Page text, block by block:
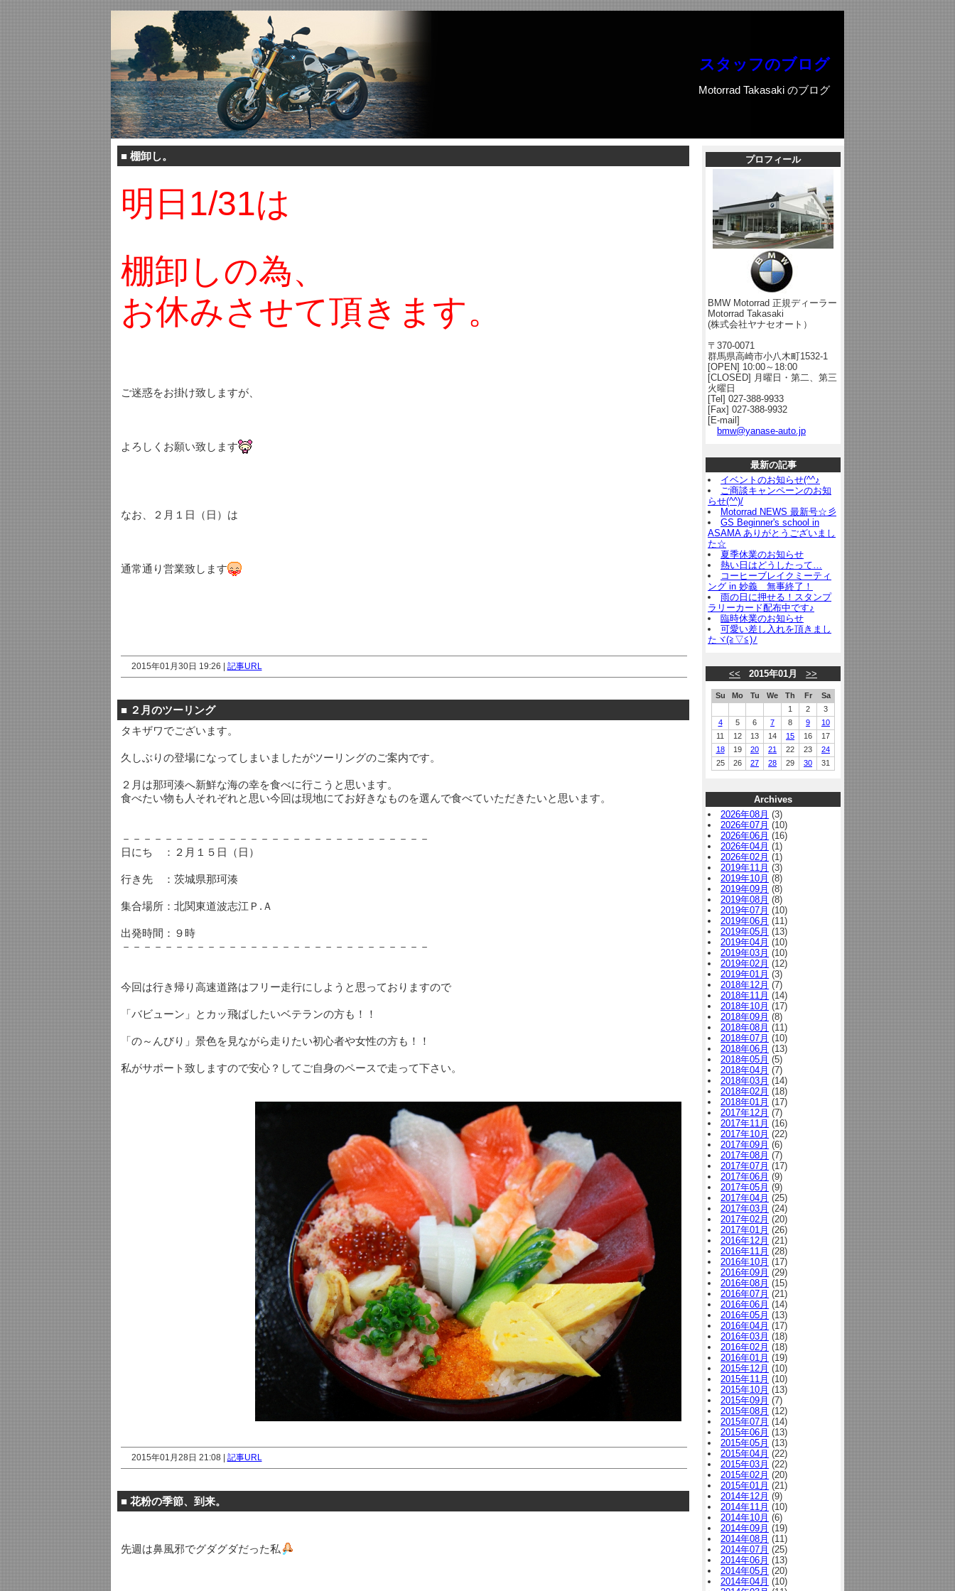
スタッフのブログ
Motorrad Takasaki のブログ
■ 棚卸し。
明日1/31は
棚卸しの為、
お休みさせて頂きます。
ご迷惑をお掛け致しますが、
よろしくお願い致します
なお、２月１日（日）は
通常通り営業致します
2015年01月30日 19:26 | 記事URL
■ ２月のツーリング
タキザワでございます。
久しぶりの登場になってしまいましたがツーリングのご案内です。
２月は那珂湊へ新鮮な海の幸を食べに行こうと思います。
食べたい物も人それぞれと思い今回は現地にてお好きなものを選んで食べていただきたいと思います。
－－－－－－－－－－－－－－－－－－－－－－－－－－－－－
日にち ：２月１５日（日）
行き先 ：茨城県那珂湊
集合場所：北関東道波志江Ｐ.Ａ
出発時間：９時
－－－－－－－－－－－－－－－－－－－－－－－－－－－－－
今回は行き帰り高速道路はフリー走行にしようと思っておりますので
「バビューン」とカッ飛ばしたいベテランの方も！！
「の～んびり」景色を見ながら走りたい初心者や女性の方も！！
私がサポート致しますので安心？してご自身のペースで走って下さい。
2015年01月28日 21:08 | 記事URL
■ 花粉の季節、到来。
先週は鼻風邪でグダグダだった私
プロフィール
BMW Motorrad 正規ディーラー
Motorrad Takasaki
(株式会社ヤナセオート）
〒370-0071
群馬県高崎市小八木町1532-1
[OPEN] 10:00～18:00
[CLOSED] 月曜日・第二、第三
火曜日
[Tel] 027-388-9933
[Fax] 027-388-9932
[E-mail]
bmw@yanase-auto.jp
最新の記事
イベントのお知らせ(^^♪
ご商談キャンペーンのお知
らせ(^^)/
Motorrad NEWS 最新号☆彡
GS Beginner's school in
ASAMA ありがとうございまし
た☆
夏季休業のお知らせ
熱い日はどうしたって…
コーヒーブレイクミーティ
ング in 妙義 無事終了！
雨の日に押せる！スタンプ
ラリーカード配布中です♪
臨時休業のお知らせ
可愛い差し入れを頂きまし
たヾ(≧▽≦)ﾉ
<< 2015年01月 >>
Su Mo Tu We Th Fr
Sa
1
2
3
4
5 6 7 8 9
10
11
12 13 14 15 16
17
18
19 20 21 22 23
24
25
26 27 28 29 30 31
Archives
2026年08月 (3)
2026年07月 (10)
2026年06月 (16)
2026年04月 (1)
2026年02月 (1)
2019年11月 (3)
2019年10月 (8)
2019年09月 (8)
2019年08月 (8)
2019年07月 (10)
2019年06月 (11)
2019年05月 (13)
2019年04月 (10)
2019年03月 (10)
2019年02月 (12)
2019年01月 (3)
2018年12月 (7)
2018年11月 (14)
2018年10月 (17)
2018年09月 (8)
2018年08月 (11)
2018年07月 (10)
2018年06月 (13)
2018年05月 (5)
2018年04月 (7)
2018年03月 (14)
2018年02月 (18)
2018年01月 (17)
2017年12月 (7)
2017年11月 (16)
2017年10月 (22)
2017年09月 (6)
2017年08月 (7)
2017年07月 (17)
2017年06月 (9)
2017年05月 (9)
2017年04月 (25)
2017年03月 (24)
2017年02月 (20)
2017年01月 (26)
2016年12月 (21)
2016年11月 (28)
2016年10月 (17)
2016年09月 (29)
2016年08月 (15)
2016年07月 (21)
2016年06月 (14)
2016年05月 (13)
2016年04月 (17)
2016年03月 (18)
2016年02月 (18)
2016年01月 (19)
2015年12月 (10)
2015年11月 (10)
2015年10月 (13)
2015年09月 (7)
2015年08月 (12)
2015年07月 (14)
2015年06月 (13)
2015年05月 (13)
2015年04月 (22)
2015年03月 (22)
2015年02月 (20)
2015年01月 (21)
2014年12月 (9)
2014年11月 (10)
2014年10月 (6)
2014年09月 (19)
2014年08月 (11)
2014年07月 (25)
2014年06月 (13)
2014年05月 (20)
2014年04月 (10)